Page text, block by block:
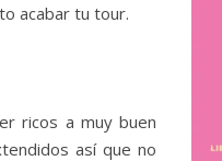
acabar tu tour.
ricos a muy buen
así que no